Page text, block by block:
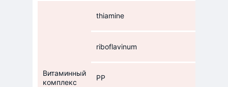
Витаминный
комплекс
thiamine
riboflavinum
PP